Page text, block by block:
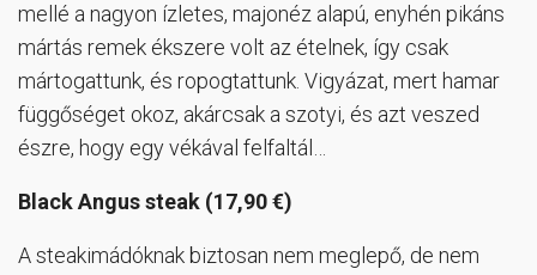
mellé a nagyon ízletes, majonéz alapú, enyhén pikáns
mártás remek ékszere volt az ételnek, így csak
mártogattunk, és ropogtattunk. Vigyázat, mert hamar
függőséget okoz, akárcsak a szotyi, és azt veszed
észre, hogy egy vékával felfaltál…
Black Angus steak (17,90 €)
A steakimádóknak biztosan nem meglepő, de nem